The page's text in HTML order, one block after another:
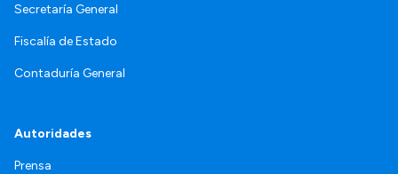
Secretaría General
Fiscalía de Estado
Contaduría General
Autoridades
Prensa